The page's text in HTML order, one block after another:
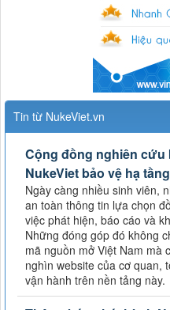
Tin từ NukeViet.vn
Cộng đồng nghiên cứu
NukeViet bảo vệ hạ
Ngày càng nhiều sinh viên,
an toàn thông tin lựa chọn
việc phát hiện, báo cáo và
Những đóng góp đó không
mã nguồn mở Việt Nam mà
nghìn website của cơ quan,
vận hành trên nền tảng này.